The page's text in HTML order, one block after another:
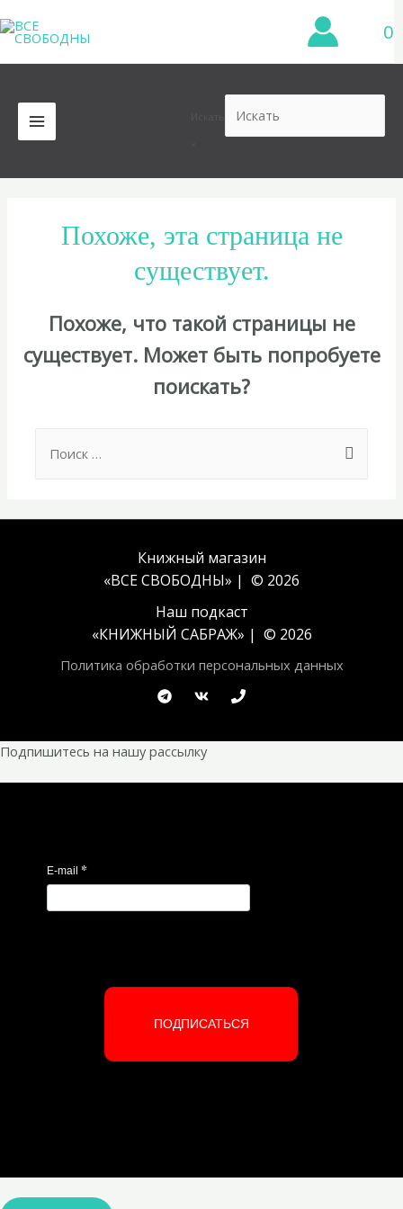
к
содержимому
0
MAIN
MENU
Похоже, эта страница не
существует.
Похоже, что такой страницы не
существует. Может быть попробуете
поискать?
for:
Книжный магазин
«ВСЕ СВОБОДНЫ» | © 2026
Наш подкаст
«КНИЖНЫЙ САБРАЖ» | © 2026
Политика обработки персональных данных
Подпишитесь на нашу рассылку
E-mail *
ПОДПИСАТЬСЯ